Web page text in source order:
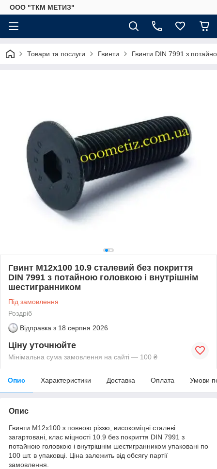
ООО "ТКМ МЕТИЗ"
Товари та послуги Гвинти Гвинти DIN 7991 з
Гвинт М12х100 10.9 сталевий без покриття
DIN 7991 з потайною головкою і внутрішнім
шестигранником
Під замовлення
Роздріб
Відправка з 18 серпня 2026
Ціну уточнюйте
Мінімальна сума замовлення на сайті — 100 ₴
Опис Характеристики Доставка Оплата Умови
Опис
Гвинти М12х100 з повною різзю, високоміцні сталеві
загартовані, клас міцності 10.9 без покриття DIN 7991 з
потайною головкою і внутрішнім шестигранником упаковані по
100 шт. в упаковці. Ціна залежить від обсягу партії
замовлення.